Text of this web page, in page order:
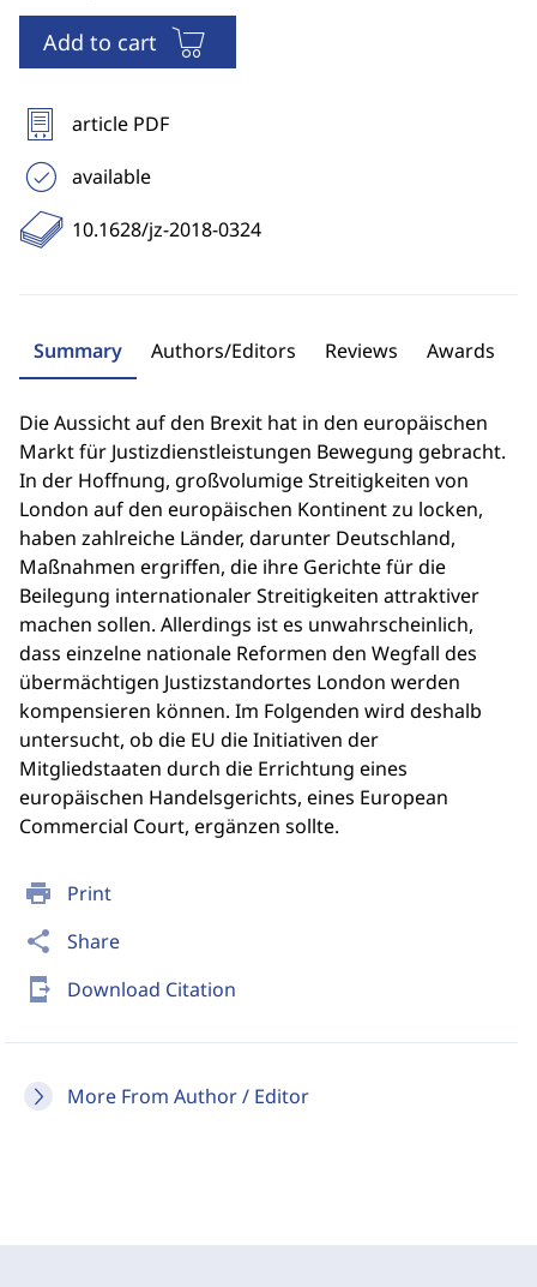
print Print
share Share
send_to_mobile Download Citation
More From Author / Editor
Add to cart
article PDF
available
10.1628/jz-2018-0324
Summary Authors/Editors Reviews Awards
Die Aussicht auf den Brexit hat in den europäischen
Markt für Justizdienstleistungen Bewegung gebracht.
In der Hoffnung, großvolumige Streitigkeiten von
London auf den europäischen Kontinent zu locken,
haben zahlreiche Länder, darunter Deutschland,
Maßnahmen ergriffen, die ihre Gerichte für die
Beilegung internationaler Streitigkeiten attraktiver
machen sollen. Allerdings ist es unwahrscheinlich,
dass einzelne nationale Reformen den Wegfall des
übermächtigen Justizstandortes London werden
kompensieren können. Im Folgenden wird deshalb
untersucht, ob die EU die Initiativen der
Mitgliedstaaten durch die Errichtung eines
europäischen Handelsgerichts, eines European
Commercial Court, ergänzen sollte.